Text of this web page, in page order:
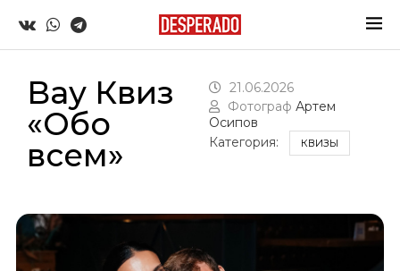
Вау Квиз
«Обо
всем»
21.06.2026
Фотограф Артем
Осипов
Категория:
КВИЗЫ